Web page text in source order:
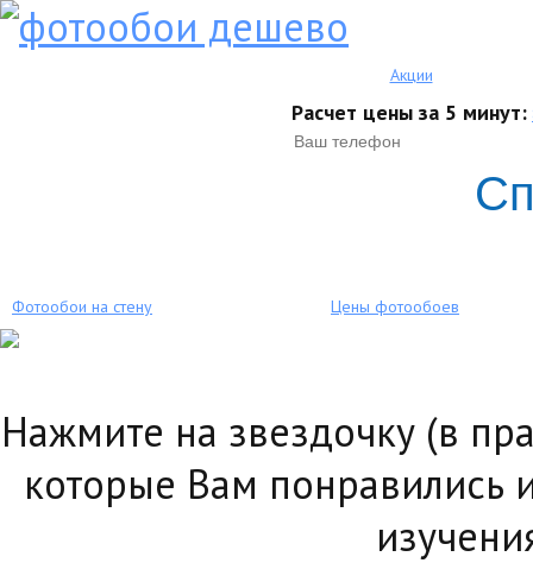
Акции
Расчет цены за 5 минут:
Фотообои на стену Цены фотообоев
Нажмите на звездочку (в
которые Вам понравились